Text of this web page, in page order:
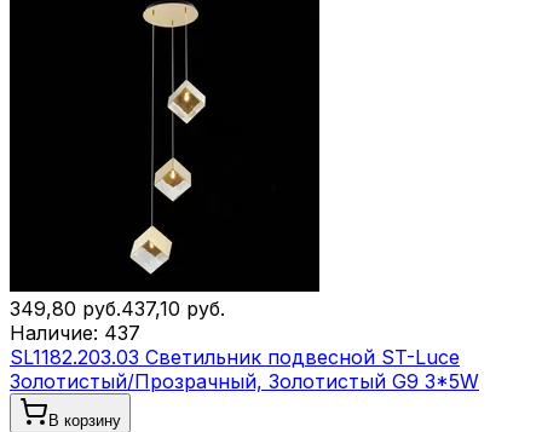
349,80 руб.437,10 руб.
Наличие: 437
SL1182.203.03 Светильник подвесной ST-Luce
Золотистый/Прозрачный, Золотистый G9 3*5W
В корзину